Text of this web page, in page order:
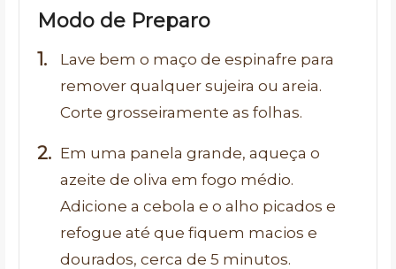
Modo de Preparo
Lave bem o maço de espinafre para
remover qualquer sujeira ou areia.
Corte grosseiramente as folhas.
Em uma panela grande, aqueça o
azeite de oliva em fogo médio.
Adicione a cebola e o alho picados e
refogue até que fiquem macios e
dourados, cerca de 5 minutos.